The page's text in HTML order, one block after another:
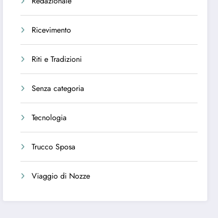
Ricevimento
Riti e Tradizioni
Senza categoria
Tecnologia
Trucco Sposa
Viaggio di Nozze